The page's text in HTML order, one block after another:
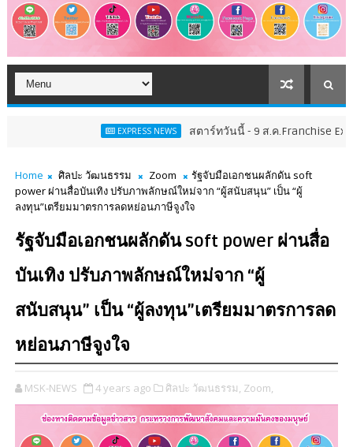
EXPRESS NEWS สตาร์ทวันนี้ - 9 ส.ค.Franchise Expo Thailand
Home ศิลปะ วัฒนธรรม Zoom
รัฐจับมือเอกชนผลักดัน soft
power ผ่านสื่อบันเทิง ปรับภาพลักษณ์ใหม่จาก “ผู้สนับสนุน” เป็น “ผู้
ลงทุน”เตรียมมาตรการลดหย่อนภาษีจูงใจ
รัฐจับมือเอกชนผลักดัน soft power ผ่านสื่อ
บันเทิง ปรับภาพลักษณ์ใหม่จาก “ผู้
สนับสนุน” เป็น “ผู้ลงทุน”เตรียมมาตรการลด
หย่อนภาษีจูงใจ
MSK-NEWS 4 years ago ศิลปะ วัฒนธรรม, Zoom,